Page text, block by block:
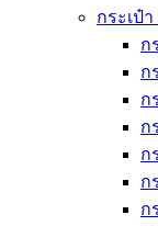
กระเป๋
ก
ก
ก
ก
ก
ก
ก